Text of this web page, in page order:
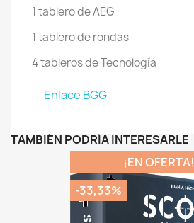
1 tablero de AEG
1 tablero de rondas
4 tableros de Tecnología
Enlace BGG
TAMBIÉN PODRÍA INTERESARLE
¡EN OFERTA!
-33,33%